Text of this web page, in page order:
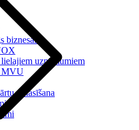
biznesam
uzņēmumiem
MVU
nolasīšana